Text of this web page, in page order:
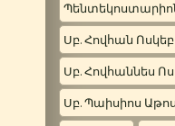
Սբ. Հովհան
Սբ. Հովհաննես
Սբ. Պաիսիոս